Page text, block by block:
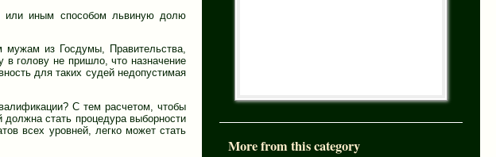
More from this category
или иным способом львиную долю
мужам из Госдумы, Правительства,
в голову не пришло, что назначение
для таких судей недопустимая
С тем расчетом, чтобы
стать процедура выборности
всех уровней, легко может стать